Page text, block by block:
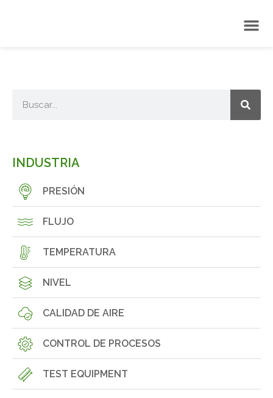
INDUSTRIA
PRESIÓN
FLUJO
TEMPERATURA
NIVEL
CALIDAD DE AIRE
CONTROL DE PROCESOS
TEST EQUIPMENT